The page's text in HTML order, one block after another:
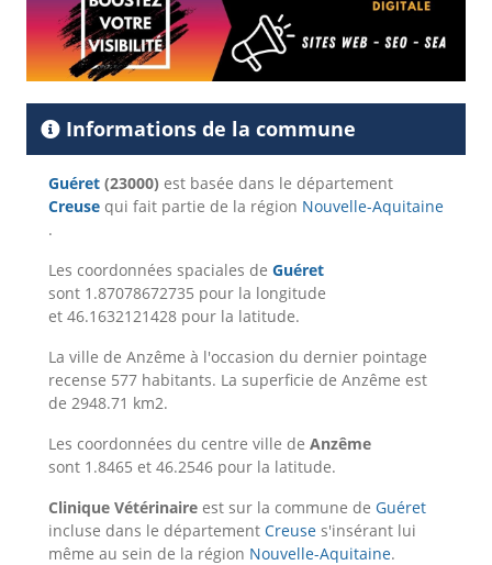
Informations de la commune
Guéret (23000) est basée dans le département
Creuse qui fait partie de la région Nouvelle-Aquitaine
.
Les coordonnées spaciales de Guéret
sont 1.87078672735 pour la longitude
et 46.1632121428 pour la latitude.
La ville de Anzême à l'occasion du dernier pointage
recense 577 habitants. La superficie de Anzême est
de 2948.71 km2.
Les coordonnées du centre ville de Anzême
sont 1.8465 et 46.2546 pour la latitude.
Clinique Vétérinaire est sur la commune de Guéret
incluse dans le département Creuse s'insérant lui
même au sein de la région Nouvelle-Aquitaine.